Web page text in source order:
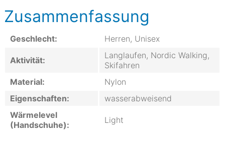
Zusammenfassung
Geschlecht: Herren, Unisex
Aktivität:
Langlaufen, Nordic Walking,
Skifahren
Material:
Nylon
Eigenschaften:
wasserabweisend
Wärmelevel
(Handschuhe):
Light